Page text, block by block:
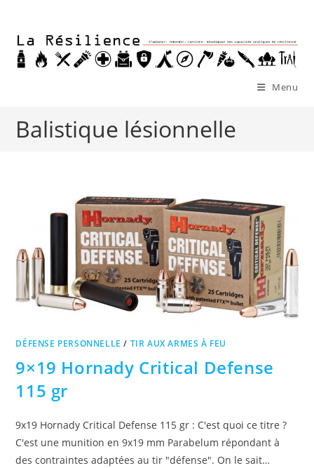
content
Menu
Balistique lésionnelle
DÉFENSE PERSONNELLE / TIR AUX ARMES À FEU
9×19 Hornady Critical Defense
115 gr
9x19 Hornady Critical Defense 115 gr : C'est quoi ce titre ?
C'est une munition en 9x19 mm Parabelum répondant à
des contraintes adaptées au tir "défense". On le sait…